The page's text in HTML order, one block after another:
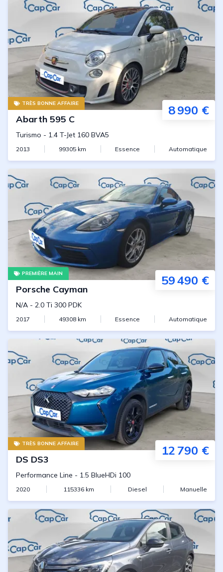
TRÈS BONNE AFFAIRE 8 990 €
Abarth 595 C
Turismo - 1.4 T-Jet 160 BVA5
2013 99305 km Essence Automatique
PREMIÈRE MAIN 59 490 €
Porsche Cayman
N/A - 2.0 Ti 300 PDK
2017 49308 km Essence Automatique
TRÈS BONNE AFFAIRE 12 790 €
DS DS3
Performance Line - 1.5 BlueHDi 100
2020 115336 km Diesel Manuelle